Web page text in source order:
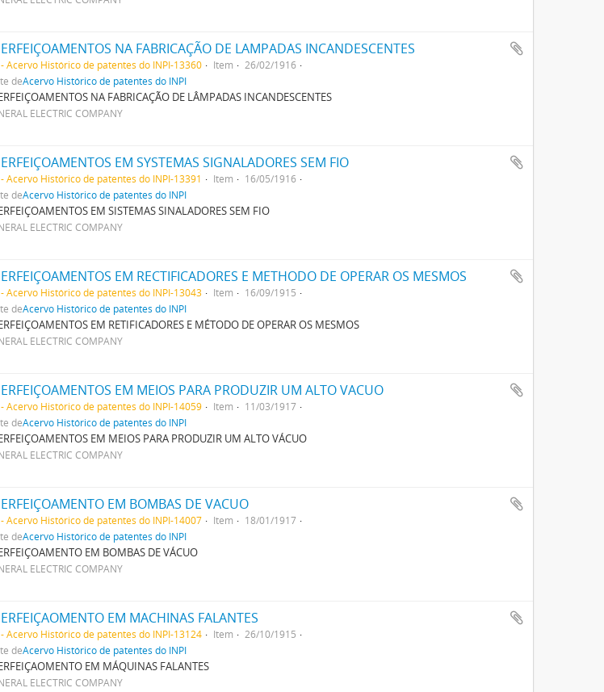
NA FABRICAÇÃO DE LAMPADAS INCANDESCENTES
Acervo Histórico de patentes do INPI-13360 Item
26/02/1916
deAcervo Histórico de patentes do INPI
NA FABRICAÇÃO DE LÂMPADAS INCANDESCENTES
ELECTRIC COMPANY
EM SYSTEMAS SIGNALADORES SEM FIO
Acervo Histórico de patentes do INPI-13391 Item
16/05/1916
deAcervo Histórico de patentes do INPI
EM SISTEMAS SINALADORES SEM FIO
ELECTRIC COMPANY
EM RECTIFICADORES E METHODO DE OPERAR OS MESMOS
Acervo Histórico de patentes do INPI-13043 Item
16/09/1915
deAcervo Histórico de patentes do INPI
EM RETIFICADORES E MÉTODO DE OPERAR OS MESMOS
ELECTRIC COMPANY
EM MEIOS PARA PRODUZIR UM ALTO VACUO
Acervo Histórico de patentes do INPI-14059 Item
11/03/1917
deAcervo Histórico de patentes do INPI
EM MEIOS PARA PRODUZIR UM ALTO VÁCUO
ELECTRIC COMPANY
EM BOMBAS DE VACUO
Acervo Histórico de patentes do INPI-14007 Item
18/01/1917
deAcervo Histórico de patentes do INPI
EM BOMBAS DE VÁCUO
ELECTRIC COMPANY
EM MACHINAS FALANTES
Acervo Histórico de patentes do INPI-13124 Item
26/10/1915
deAcervo Histórico de patentes do INPI
EM MÁQUINAS FALANTES
ELECTRIC COMPANY